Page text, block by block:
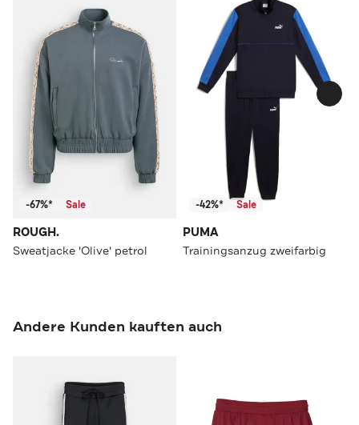
-67%* Sale
ROUGH.
Sweatjacke 'Olive' petrol
-42%* Sale
PUMA
Trainingsanzug zweifarbig
Andere Kunden kauften auch